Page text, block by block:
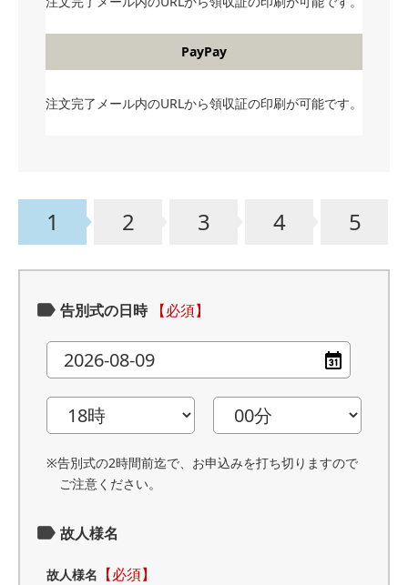
PayPay
注文完了メール内のURLから領収証の印刷が可能です。
1 2 3 4 5
告別式の日時 【必須】
※告別式の2時間前迄で、お申込みを打ち切りますので
ご注意ください。
故人様名
故人様名 【必須】